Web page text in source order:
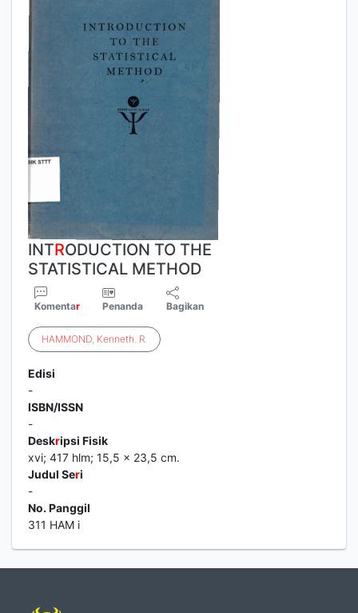
INTRODUCTION TO THE
STATISTICAL METHOD
Komentar Penanda Bagikan
HAMMOND, Kenneth. R.
Edisi
-
ISBN/ISSN
-
Deskripsi Fisik
xvi; 417 hlm; 15,5 x 23,5 cm.
Judul Seri
-
No. Panggil
311 HAM i